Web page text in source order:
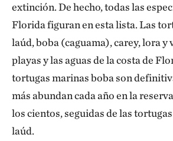
extinción. De hecho, todas las
Florida figuran en esta lista. Las
laúd, boba (caguama), carey, lora y
playas y las aguas de la costa de
tortugas marinas boba son
más abundan cada año en la
los cientos, seguidas de las
laúd.